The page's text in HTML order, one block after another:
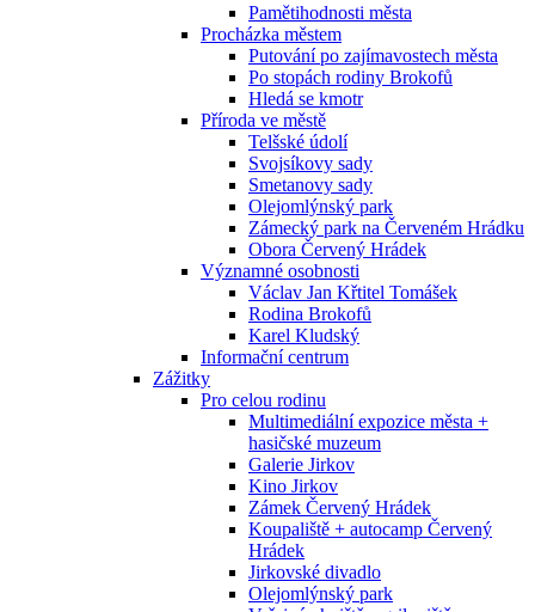
Pamětihodnosti města
Procházka městem
Putování po zajímavostech města
Po stopách rodiny Brokofů
Hledá se kmotr
Příroda ve městě
Telšské údolí
Svojsíkovy sady
Smetanovy sady
Olejomlýnský park
Zámecký park na Červeném Hrádku
Obora Červený Hrádek
Významné osobnosti
Václav Jan Křtitel Tomášek
Rodina Brokofů
Karel Kludský
Informační centrum
Zážitky
Pro celou rodinu
Multimediální expozice města +
hasičské muzeum
Galerie Jirkov
Kino Jirkov
Zámek Červený Hrádek
Koupaliště + autocamp Červený
Hrádek
Jirkovské divadlo
Olejomlýnský park